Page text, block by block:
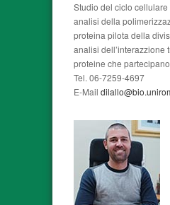
Studio del ciclo
analisi della
proteina pilota della
analisi dell’interazzione
proteine che
Tel. 06-7259-4697
E-Mail